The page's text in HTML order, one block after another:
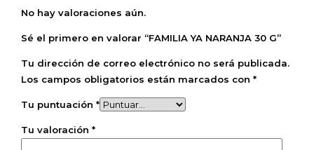
No hay valoraciones aún.
Sé el primero en valorar “FAMILIA YA NARANJA 30 G”
Tu dirección de correo electrónico no será publicada.
Los campos obligatorios están marcados con *
Tu puntuación *
Tu valoración *